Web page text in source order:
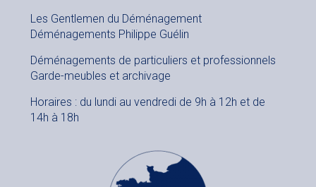
Les Gentlemen du Déménagement
Déménagements Philippe Guélin
Déménagements de particuliers et professionnels
Garde-meubles et archivage
Horaires : du lundi au vendredi de 9h à 12h et de
14h à 18h